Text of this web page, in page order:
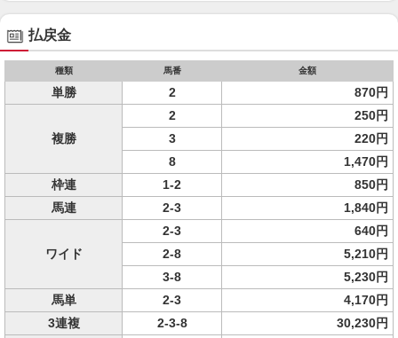
払戻金
種類 馬番 金額
単勝 2 870円
複勝
2
250円
3
220円
8
1,470円
枠連
1-2
850円
馬連
2-3 1,840円
ワイド
2-3
640円
2-8
5,210円
3-8
5,230円
馬単
2-3
4,170円
3連複
2-3-8
30,230円